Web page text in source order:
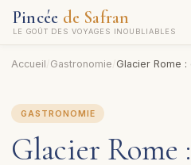
Pincée de Safran
LE GOÛT DES VOYAGES INOUBLIABLES
Accueil Gastronomie Glacier Rome
GASTRONOMIE
Glacier Rome